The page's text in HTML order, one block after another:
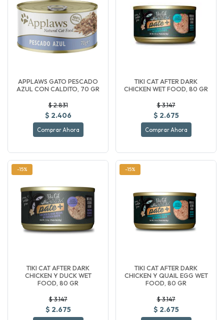
APPLAWS GATO PESCADO
AZUL CON CALDITO, 70 GR
$ 2.831
$ 2.406
Comprar Ahora
TIKI CAT AFTER DARK
CHICKEN WET FOOD, 80 GR
$ 3.147
$ 2.675
Comprar Ahora
-15%
TIKI CAT AFTER DARK
CHICKEN Y DUCK WET
FOOD, 80 GR
$ 3.147
$ 2.675
-15%
TIKI CAT AFTER DARK
CHICKEN Y QUAIL EGG WET
FOOD, 80 GR
$ 3.147
$ 2.675